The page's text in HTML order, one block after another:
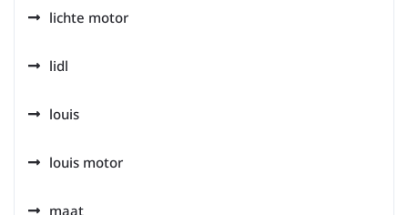
lichte motor
lidl
louis
louis motor
maat